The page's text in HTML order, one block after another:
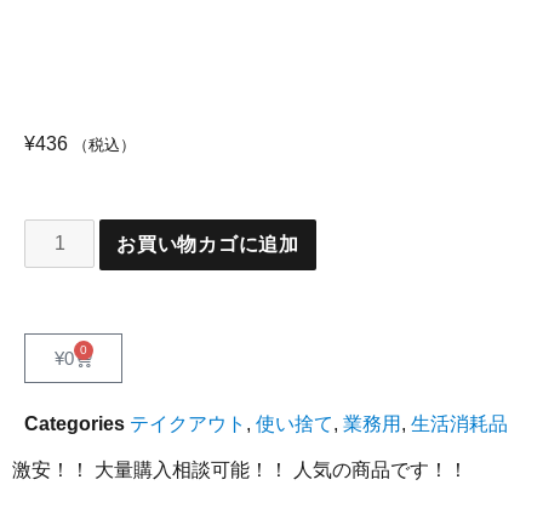
¥436 （税込）
お買い物カゴに追加
¥0 0
Categories テイクアウト , 使い捨て, 業務用 , 生活消耗品
激安！！ 大量購入相談可能！！ 人気の商品です！！